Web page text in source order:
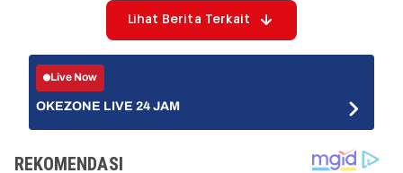
Lihat Berita Terkait
Live Now
OKEZONE LIVE 24 JAM